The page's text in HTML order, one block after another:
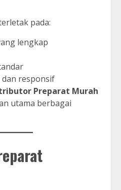
pada:
lengkap
responsif
Preparat Murah
utama berbagai